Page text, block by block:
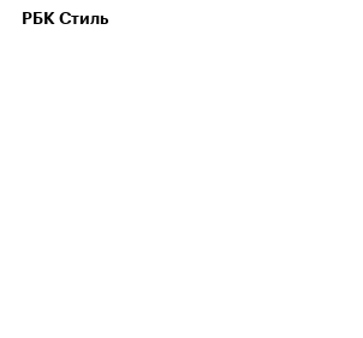
РБК Стиль